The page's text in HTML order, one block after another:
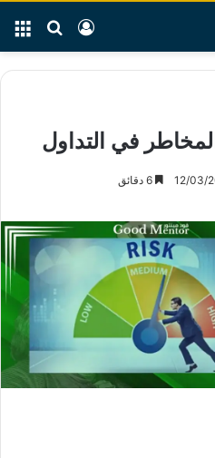
بحثتسجيل
في التداول